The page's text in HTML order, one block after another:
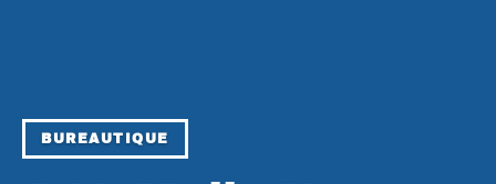
BUREAUTIQUE